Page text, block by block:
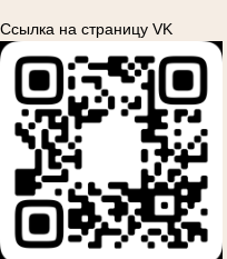
Ссылка на страницу VK